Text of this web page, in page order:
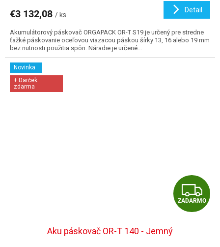
€3 132,08 / ks
Detail
Akumulátorový páskovač ORGAPACK OR-T S19 je určený pre stredne
ťažké páskovanie oceľovou viazacou páskou šírky 13, 16 alebo 19 mm
bez nutnosti použitia spôn. Náradie je určené...
Novinka
+ Darček
zdarma
Z
A
ZADARMO
Aku páskovač OR-T 140 - Jemný